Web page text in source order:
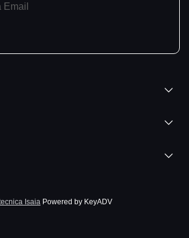
Isaia Powered by KeyADV